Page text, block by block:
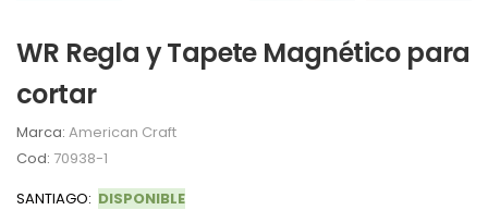
WR Regla y Tapete Magnético para
cortar
Marca: American Craft
Cod: 70938-1
SANTIAGO: DISPONIBLE